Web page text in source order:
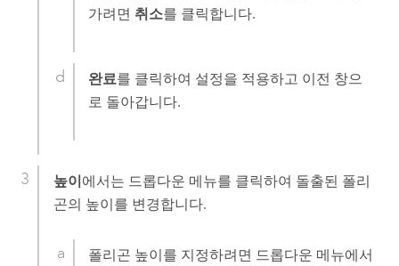
가려면 취소를 클릭합니다.
완료를 클릭하여 설정을 적용하고 이전 창으
로 돌아갑니다.
높이에서는 드롭다운 메뉴를 클릭하여 돌출된 폴리
곤의 높이를 변경합니다.
폴리곤 높이를 지정하려면 드롭다운 메뉴에서